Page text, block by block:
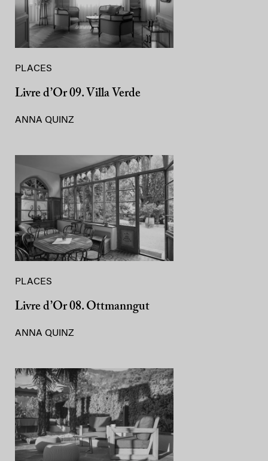
PLACES
Livre d’Or 09. Villa Verde
ANNA QUINZ
PLACES
Livre d’Or 08. Ottmanngut
ANNA QUINZ